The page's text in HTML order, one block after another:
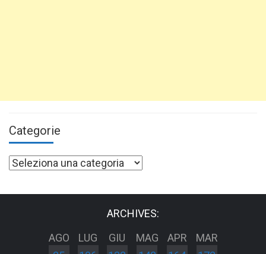
Categorie
Categorie
ARCHIVES:
AGO
LUG
GIU
MAG
APR
MAR